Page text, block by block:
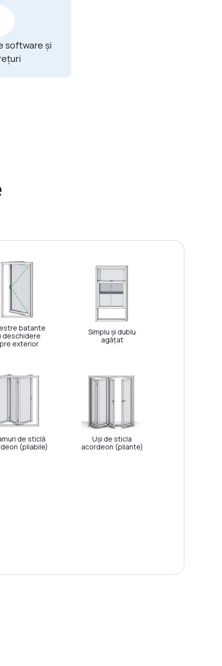
software și
batante
deschidere
exterior
Simplu și dublu
agățat
de sticlă
(pliabile)
Uși de sticla
acordeon (pliante)